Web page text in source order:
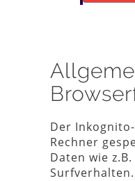
Der
Rechner
Daten wie
Surfverhalten.